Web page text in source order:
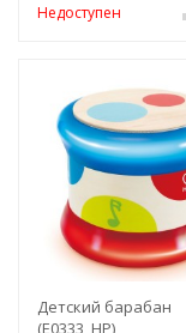
Недоступен
Детский барабан
(E0333_HP)